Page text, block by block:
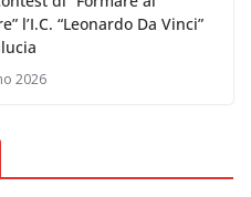
l’I.C. “Leonardo Da Vinci”
2026